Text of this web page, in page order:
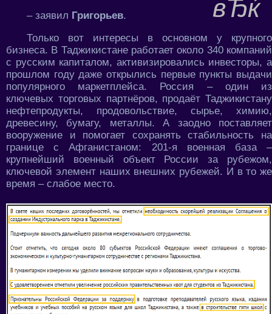
– заявил Григорьев.
Только вот интересы в основном у крупного
бизнеса. В Таджикистане работает около 340 компаний
с русским капиталом, активизировались инвесторы, а
прошлом году даже открылись первые пункты выдачи
популярного маркетплейса. Россия – один из
ключевых торговых партнёров, продаёт Таджикистану
нефтепродукты, продовольствие, сырье, химию,
древесину, бумагу, металлы. А заодно поставляет
вооружение и помогает сохранять стабильность на
границе с Афганистаном: 201-я военная база –
крупнейший военный объект России за рубежом,
ключевой элемент наших внешних рубежей. И в то же
время – слабое место.